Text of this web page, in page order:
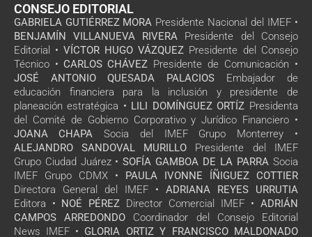
CONSEJO EDITORIAL
GABRIELA GUTIÉRREZ MORA Presidente Nacional del IMEF •
BENJAMÍN VILLANUEVA RIVERA Presidente del Consejo
Editorial • VÍCTOR HUGO VÁZQUEZ Presidente del Consejo
Técnico • CARLOS CHÁVEZ Presidente de Comunicación •
JOSÉ ANTONIO QUESADA PALACIOS Embajador de
educación financiera para la inclusión y presidente de
planeación estratégica • LILI DOMÍNGUEZ ORTÍZ Presidenta
del Comité de Gobierno Corporativo y Jurídico Financiero •
JOANA CHAPA Socia del IMEF Grupo Monterrey •
ALEJANDRO SANDOVAL MURILLO Presidente del IMEF
Grupo Ciudad Juárez • SOFÍA GAMBOA DE LA PARRA Socia
IMEF Grupo CDMX • PAULA IVONNE ÍÑIGUEZ COTTIER
Directora General del IMEF • ADRIANA REYES URRUTIA
Editora • NOÉ PÉREZ Director Comercial IMEF • ADRIÁN
CAMPOS ARREDONDO Coordinador del Consejo Editorial
News IMEF • GLORIA ORTIZ Y FRANCISCO MALDONADO